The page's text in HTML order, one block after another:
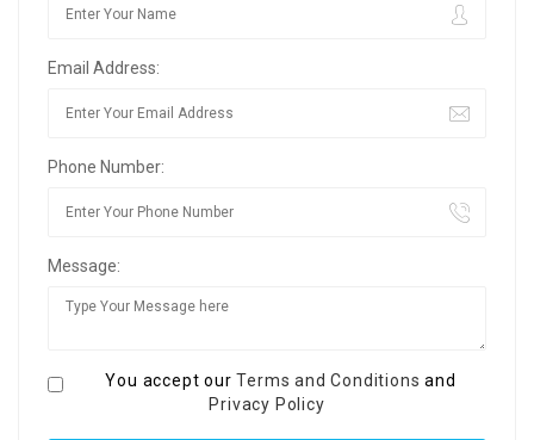
Email Address:
Phone Number:
Message:
You accept ourTerms and Conditions and
Privacy Policy